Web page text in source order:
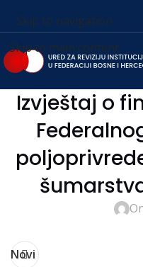
Skip to navigation
Skip to main content
Izvještaj o
Novi